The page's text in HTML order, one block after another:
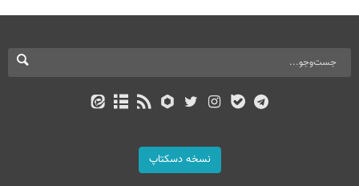
نسخه دسکتاپ